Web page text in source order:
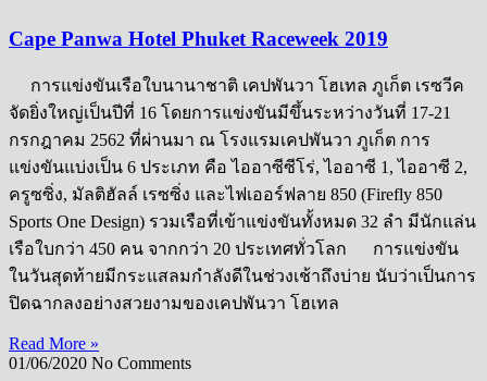
Cape Panwa Hotel Phuket Raceweek 2019
การแข่งขันเรือใบนานาชาติ เคปพันวา โฮเทล ภูเก็ต เรซวีค
จัดยิ่งใหญ่เป็นปีที่ 16 โดยการแข่งขันมีขึ้นระหว่างวันที่ 17-21
กรกฎาคม 2562 ที่ผ่านมา ณ โรงแรมเคปพันวา ภูเก็ต การ
แข่งขันแบ่งเป็น 6 ประเภท คือ ไออาซี​ซีโร่, ไออาซี 1, ไออาซี 2,
ครูซซิ่ง, มัลติฮัลล์ เรซซิ่ง และไฟเออร์ฟลาย 850 (Firefly 850
Sports One Design) รวมเรือที่เข้าแข่งขันทั้งหมด 32 ลำ มีนักแล่น
เรือใบกว่า 450 คน จากกว่า 20 ประเทศทั่วโลก การแข่งขัน
ในวันสุดท้ายมีกระแสลมกำลังดีในช่วงเช้าถึงบ่าย นับว่าเป็นการ
ปิดฉากลงอย่างสวยงามของเคปพันวา โฮเทล
Read More »
01/06/2020 No Comments